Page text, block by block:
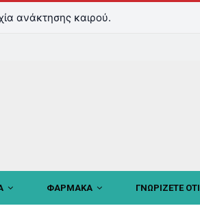
ανάκτησης καιρού.
ΦΑΡΜΑΚΑ ΓΝΩΡΙΖΕΤΕ ΟΤΙ